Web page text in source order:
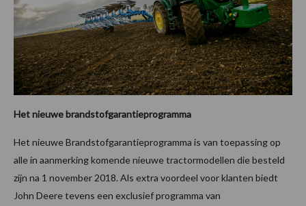
Het nieuwe brandstofgarantieprogramma
Het nieuwe Brandstofgarantieprogramma is van toepassing op
alle in aanmerking komende nieuwe tractormodellen die besteld
zijn na 1 november 2018. Als extra voordeel voor klanten biedt
John Deere tevens een exclusief programma van